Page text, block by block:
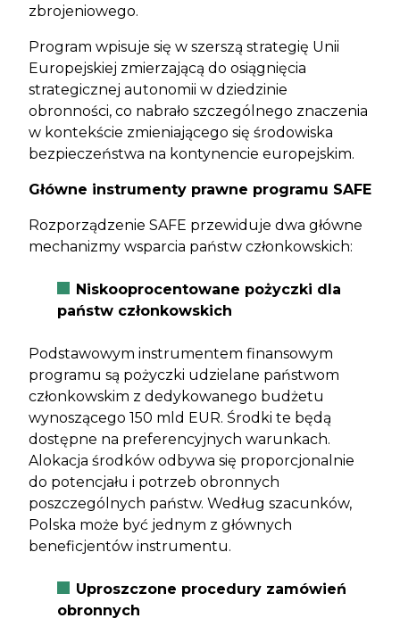
zbrojeniowego.
Program wpisuje się w szerszą strategię Unii
Europejskiej zmierzającą do osiągnięcia
strategicznej autonomii w dziedzinie
obronności, co nabrało szczególnego znaczenia
w kontekście zmieniającego się środowiska
bezpieczeństwa na kontynencie europejskim.
Główne instrumenty prawne programu SAFE
Rozporządzenie SAFE przewiduje dwa główne
mechanizmy wsparcia państw członkowskich:
Niskooprocentowane pożyczki dla
państw członkowskich
Podstawowym instrumentem finansowym
programu są pożyczki udzielane państwom
członkowskim z dedykowanego budżetu
wynoszącego 150 mld EUR. Środki te będą
dostępne na preferencyjnych warunkach.
Alokacja środków odbywa się proporcjonalnie
do potencjału i potrzeb obronnych
poszczególnych państw. Według szacunków,
Polska może być jednym z głównych
beneficjentów instrumentu.
Uproszczone procedury zamówień
obronnych